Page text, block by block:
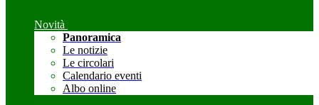
Novità
Panoramica
Le notizie
Le circolari
Calendario eventi
Albo online